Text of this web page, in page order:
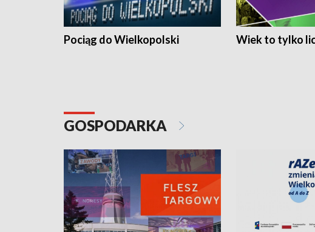
Pociąg do Wielkopolski Wiek to tylko
GOSPODARKA